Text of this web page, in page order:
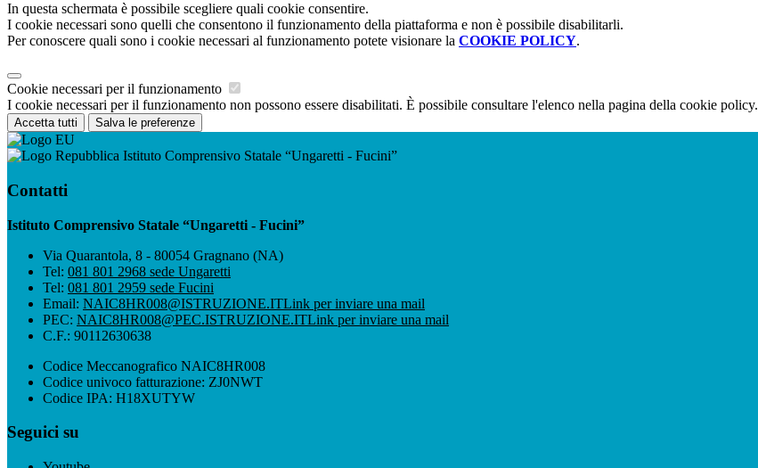
In questa schermata è possibile scegliere quali cookie consentire.
I cookie necessari sono quelli che consentono il funzionamento della piattaforma e non è possibile disabilitarli.
Per conoscere quali sono i cookie necessari al funzionamento potete visionare la COOKIE POLICY.
Cookie necessari per il funzionamento
I cookie necessari per il funzionamento non possono essere disabilitati. È possibile consultare l'elenco nella pagina della cookie policy.
Accetta tutti Salva le preferenze
Istituto Comprensivo Statale “Ungaretti - Fucini”
Contatti
Istituto Comprensivo Statale “Ungaretti - Fucini”
Via Quarantola, 8 - 80054 Gragnano (NA)
Tel: 081 801 2968 sede Ungaretti
Tel: 081 801 2959 sede Fucini
Email: NAIC8HR008@ISTRUZIONE.ITLink per inviare una mail
PEC: NAIC8HR008@PEC.ISTRUZIONE.ITLink per inviare una mail
C.F.: 90112630638
Codice Meccanografico NAIC8HR008
Codice univoco fatturazione: ZJ0NWT
Codice IPA: H18XUTYW
Seguici su